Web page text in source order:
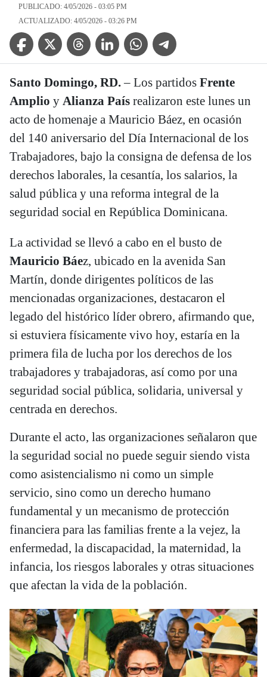
PUBLICADO: 4/05/2026 - 03:05 PM
ACTUALIZADO: 4/05/2026 - 03:26 PM
Facebook IconTwitter IconThreads IconLinkedin IconWhatsApp IconTelegram Icon
Santo Domingo, RD.– Los partidos Frente
Amplio y Alianza País realizaron este lunes un
acto de homenaje a Mauricio Báez, en ocasión
del 140 aniversario del Día Internacional de los
Trabajadores, bajo la consigna de defensa de los
derechos laborales, la cesantía, los salarios, la
salud pública y una reforma integral de la
seguridad social en República Dominicana.
La actividad se llevó a cabo en el busto de
Mauricio Báez, ubicado en la avenida San
Martín, donde dirigentes políticos de las
mencionadas organizaciones, destacaron el
legado del histórico líder obrero, afirmando que,
si estuviera físicamente vivo hoy, estaría en la
primera fila de lucha por los derechos de los
trabajadores y trabajadoras, así como por una
seguridad social pública, solidaria, universal y
centrada en derechos.
Durante el acto, las organizaciones señalaron que
la seguridad social no puede seguir siendo vista
como asistencialismo ni como un simple
servicio, sino como un derecho humano
fundamental y un mecanismo de protección
financiera para las familias frente a la vejez, la
enfermedad, la discapacidad, la maternidad, la
infancia, los riesgos laborales y otras situaciones
que afectan la vida de la población.